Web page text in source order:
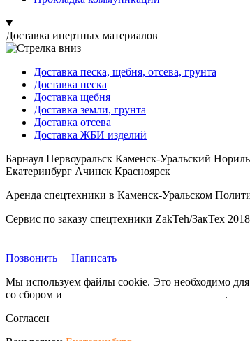
Доставка инертных материалов
Доставка песка, щебня, отсева, грунта
Доставка песка
Доставка щебня
Доставка земли, грунта
Доставка отсева
Доставка ЖБИ изделий
Барнаул Первоуральск Каменск-Уральский
Екатеринбург Ачинск Красноярск
Аренда спецтехники в Каменск-Уральском
Сервис по заказу спецтехники ZakTeh/ЗакТех
Позвонить
Написать
Мы используем файлы cookie. Это необходимо для
со сбором и
.
Согласен